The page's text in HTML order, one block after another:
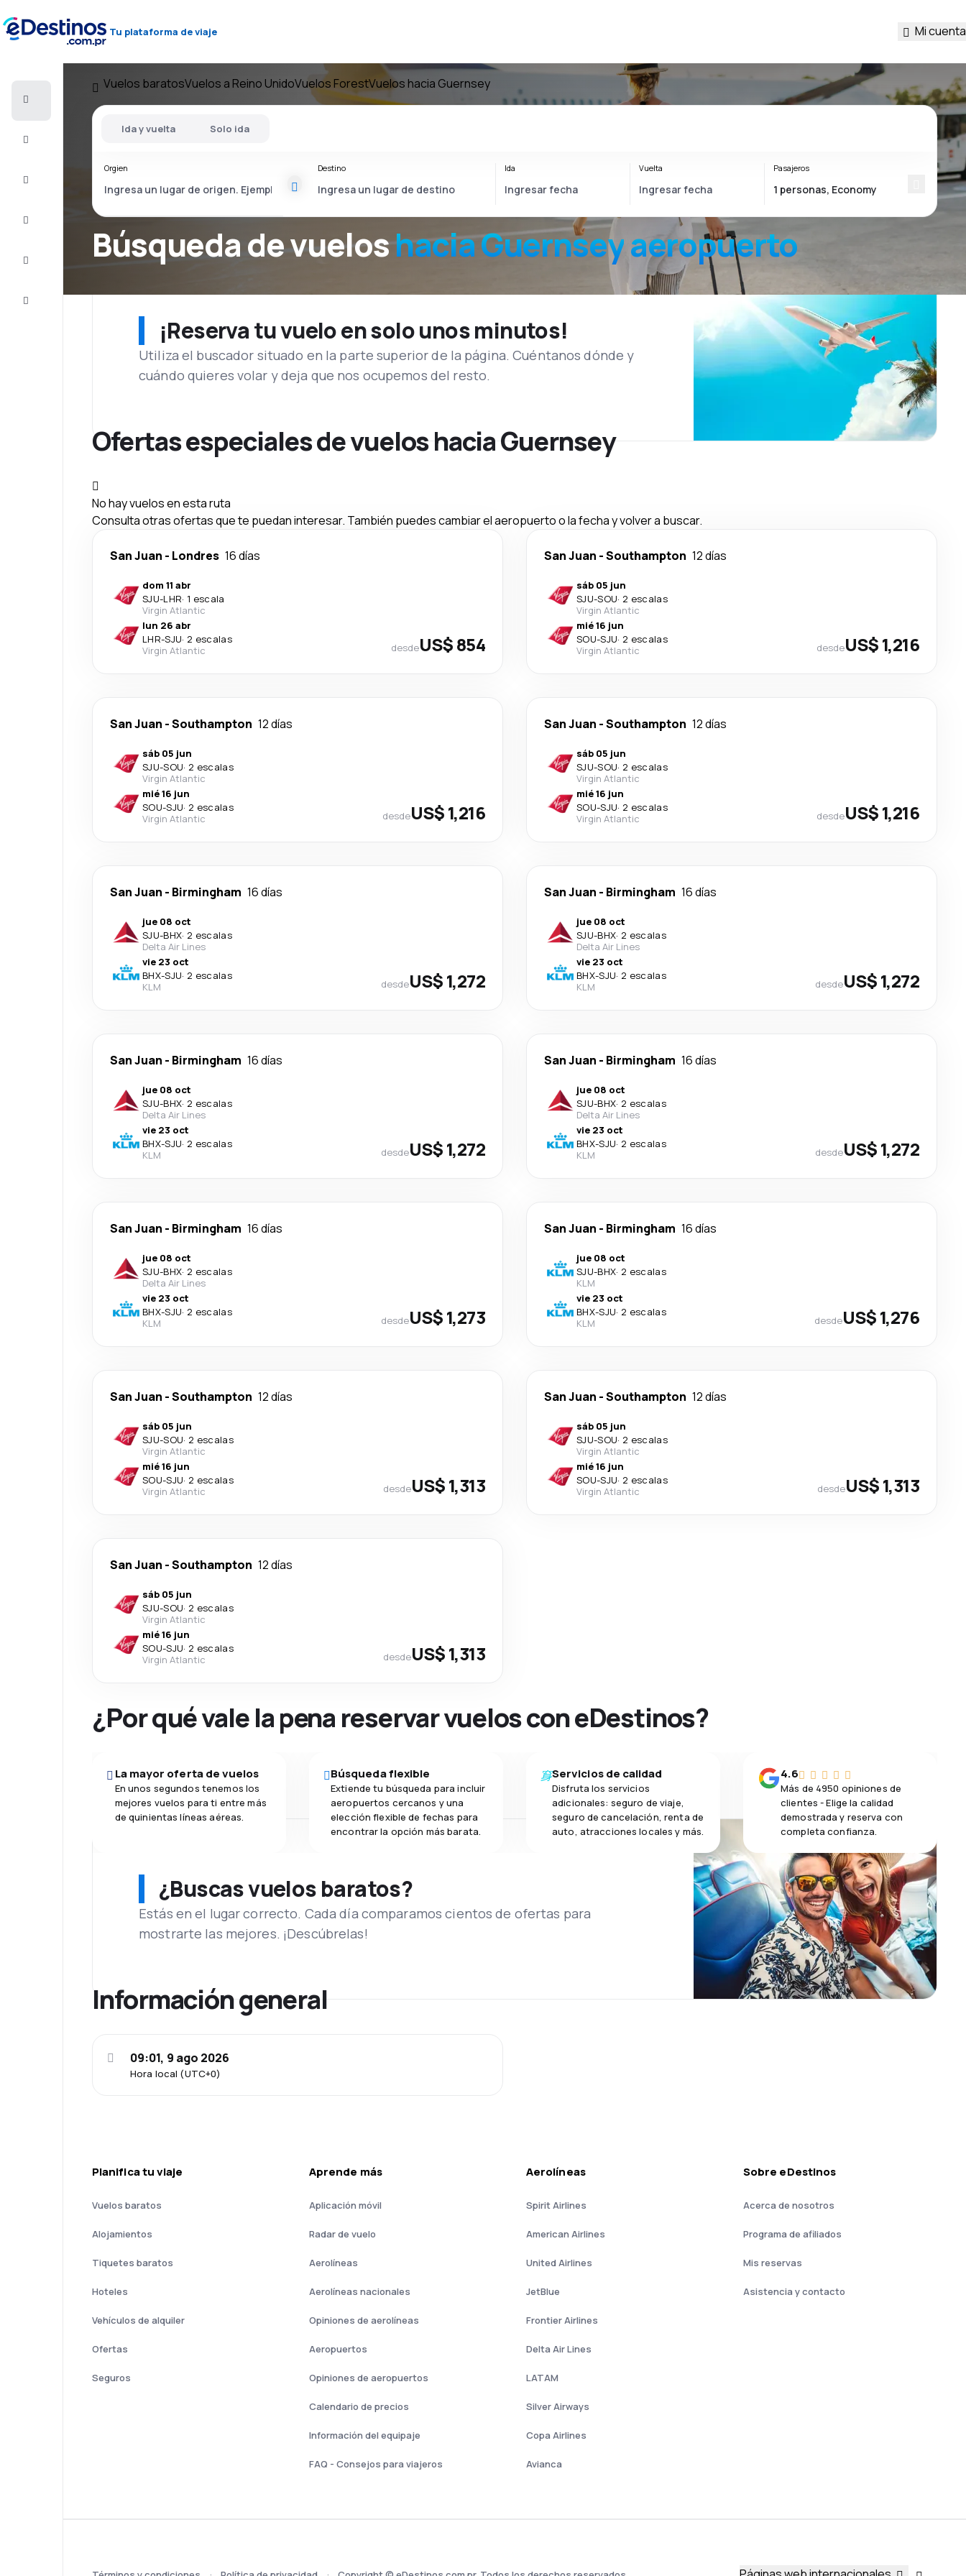
Tu plataforma de viaje Mi cuenta
Atención
Vuelos baratosVuelos a Reino UnidoVuelos ForestVuelos hacia Guernsey
Búsqueda de vueloshaciaGuernseyaeropuerto
Ida y vuelta Solo ida
Orgien Destino Ida Vuelta Pasajeros
¡Reserva tu vuelo en solo unos minutos!
Utiliza el buscador situado en la parte superior de la página. Cuéntanos dónde y
cuándo quieres volar y deja que nos ocupemos del resto.
Ofertas especiales de vuelos hacia Guernsey
No hay vuelos en esta ruta
Consulta otras ofertas que te puedan interesar. También puedes cambiar el aeropuerto o la fecha y volver a buscar.
San Juan - Londres 16 días
dom 11 abr
SJU-LHR· 1 escala
Virgin Atlantic
lun 26 abr
LHR-SJU· 2 escalas
Virgin Atlantic
desdeUS$ 854
San Juan -Southampton 12 días
sáb 05 jun
SJU-SOU· 2 escalas
Virgin Atlantic
mié 16 jun
SOU-SJU· 2 escalas
Virgin Atlantic
desdeUS$ 1,216
San Juan -Southampton 12 días
sáb 05 jun
SJU-SOU· 2 escalas
Virgin Atlantic
mié 16 jun
SOU-SJU· 2 escalas
Virgin Atlantic
desdeUS$ 1,216
San Juan -Southampton 12 días
sáb 05 jun
SJU-SOU· 2 escalas
Virgin Atlantic
mié 16 jun
SOU-SJU· 2 escalas
Virgin Atlantic
desdeUS$ 1,216
San Juan - Birmingham 16 días
jue 08 oct
SJU-BHX· 2 escalas
Delta Air Lines
vie 23 oct
BHX-SJU· 2 escalas
KLM
desdeUS$ 1,272
San Juan - Birmingham 16 días
jue 08 oct
SJU-BHX· 2 escalas
Delta Air Lines
vie 23 oct
BHX-SJU· 2 escalas
KLM
desdeUS$ 1,272
San Juan - Birmingham 16 días
jue 08 oct
SJU-BHX· 2 escalas
Delta Air Lines
vie 23 oct
BHX-SJU· 2 escalas
KLM
desdeUS$ 1,272
San Juan - Birmingham 16 días
jue 08 oct
SJU-BHX· 2 escalas
Delta Air Lines
vie 23 oct
BHX-SJU· 2 escalas
KLM
desdeUS$ 1,272
San Juan - Birmingham 16 días
jue 08 oct
SJU-BHX· 2 escalas
Delta Air Lines
vie 23 oct
BHX-SJU· 2 escalas
KLM
desdeUS$ 1,273
San Juan - Birmingham 16 días
jue 08 oct
SJU-BHX· 2 escalas
KLM
vie 23 oct
BHX-SJU· 2 escalas
KLM
desdeUS$ 1,276
San Juan -Southampton 12 días
sáb 05 jun
SJU-SOU· 2 escalas
Virgin Atlantic
mié 16 jun
SOU-SJU· 2 escalas
Virgin Atlantic
desdeUS$ 1,313
San Juan -Southampton 12 días
sáb 05 jun
SJU-SOU· 2 escalas
Virgin Atlantic
mié 16 jun
SOU-SJU· 2 escalas
Virgin Atlantic
desdeUS$ 1,313
San Juan -Southampton 12 días
sáb 05 jun
SJU-SOU· 2 escalas
Virgin Atlantic
mié 16 jun
SOU-SJU· 2 escalas
Virgin Atlantic
desdeUS$ 1,313
¿Por qué vale la pena reservar vuelos con eDestinos?
La mayor oferta de vuelos
En unos segundos tenemos los
mejores vuelos para ti entre más
de quinientas líneas aéreas.
Búsqueda flexible
Extiende tu búsqueda para incluir
aeropuertos cercanos y una
elección flexible de fechas para
encontrar la opción más barata.
Servicios de calidad
Disfruta los servicios
adicionales: seguro de viaje,
seguro de cancelación, renta de
auto, atracciones locales y más.
4.6
Más de 4950 opiniones de
clientes - Elige la calidad
demostrada y reserva con
completa confianza.
¿Buscas vuelos baratos?
Estás en el lugar correcto. Cada día comparamos cientos de ofertas para
mostrarte las mejores. ¡Descúbrelas!
Información general
Hora local (UTC+0)
09:01, 9 ago 2026
Planifica tu viaje
Vuelos baratos
Alojamientos
Tiquetes baratos
Hoteles
Vehículos de alquiler
Ofertas
Seguros
Aprende más
Aplicación móvil
Radar de vuelo
Aerolíneas
Aerolíneas nacionales
Opiniones de aerolíneas
Aeropuertos
Opiniones de aeropuertos
Calendario de precios
Información del equipaje
FAQ - Consejos para viajeros
Aerolíneas
Spirit Airlines
American Airlines
United Airlines
JetBlue
Frontier Airlines
Delta Air Lines
LATAM
Silver Airways
Copa Airlines
Avianca
Sobre eDestinos
Acerca de nosotros
Programa de afiliados
Mis reservas
Asistencia y contacto